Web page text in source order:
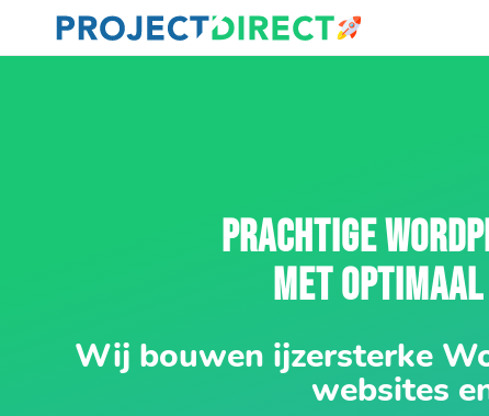
PRACHTIGE
MET
Wij bouwen ijzersterke
websites